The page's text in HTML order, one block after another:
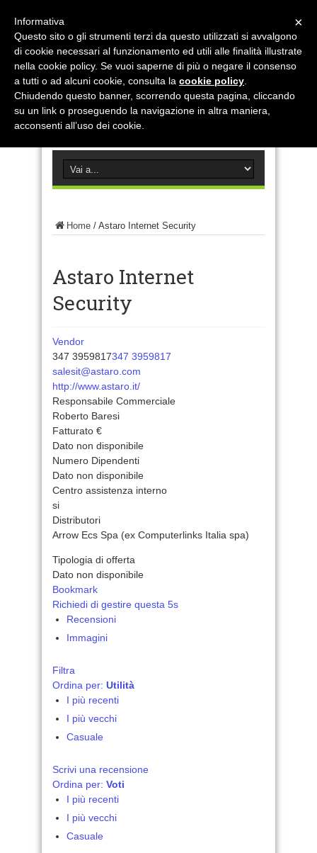
Home / Astaro Internet Security
Astaro Internet
Security
Vendor
347 3959817347 3959817
salesit@astaro.com
http://www.astaro.it/
Responsabile Commerciale
Roberto Baresi
Fatturato €
Dato non disponibile
Numero Dipendenti
Dato non disponibile
Centro assistenza interno
si
Distributori
Arrow Ecs Spa (ex Computerlinks Italia spa)
Tipologia di offerta
Dato non disponibile
Bookmark
Richiedi di gestire questa 5s
Recensioni
Immagini
Filtra
Ordina per: Utilità
I più recenti
I più vecchi
Casuale
Scrivi una recensione
Ordina per: Voti
I più recenti
I più vecchi
Casuale
×
Informativa
Questo sito o gli strumenti terzi da questo utilizzati si avvalgono
di cookie necessari al funzionamento ed utili alle finalità illustrate
nella cookie policy. Se vuoi saperne di più o negare il consenso
a tutti o ad alcuni cookie, consulta la cookie policy
Chiudendo questo banner, scorrendo questa pagina, cliccando
su un link o proseguendo la navigazione in altra maniera,
acconsenti all’uso dei cookie.